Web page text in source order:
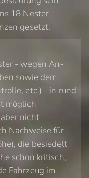
18 Nester
gesetzt.
- wegen An-
sowie dem
etc.) - in rund
möglich
nicht
Nachweise für
die besiedelt
schon kritisch,
Fahrzeug im